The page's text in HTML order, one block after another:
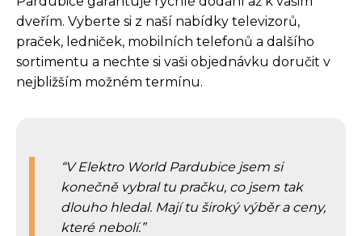
dveřím. Vyberte si z naší nabídky televizorů,
praček, ledniček, mobilních telefonů a dalšího
sortimentu a nechte si vaši objednávku doručit v
nejbližším možném termínu.
V Elektro World Pardubice jsem si
konečně vybral tu pračku, co jsem tak
dlouho hledal. Mají tu široký výběr a ceny,
které nebolí.